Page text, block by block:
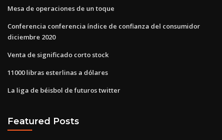
Mesa de operaciones de un toque
Conferencia conferencia índice de confianza del consumidor
diciembre 2020
Venta de significado corto stock
11000 libras esterlinas a dólares
La liga de béisbol de futuros twitter
Featured Posts